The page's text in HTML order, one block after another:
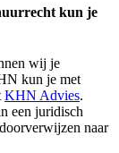
kun je
wij je
kun je met
KHN Advies.
een juridisch
naar